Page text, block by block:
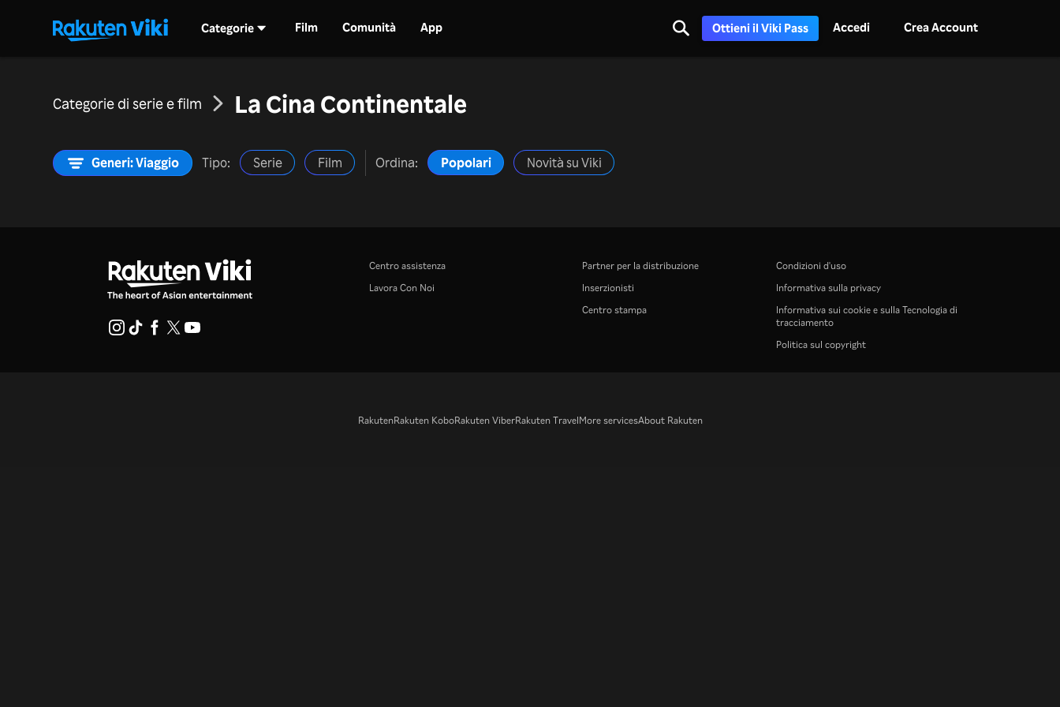
Categorie Film Comunità App Ottieni il Viki Pass Accedi Crea Account
Categorie di serie e film La Cina Continentale
Generi: Viaggio Tipo: Serie Film Ordina: Popolari Novità su Viki
Centro assistenza
Lavora Con Noi
Partner per la distribuzione
Inserzionisti
Centro stampa
Condizioni d'uso
Informativa sulla privacy
Informativa sui cookie e sulla Tecnologia di
tracciamento
Politica sul copyright
RakutenRakuten KoboRakuten ViberRakuten TravelMore servicesAbout Rakuten